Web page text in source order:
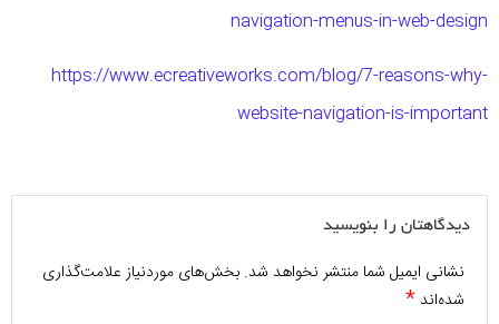
navigation-menus-in-web-design
https://www.ecreativeworks.com/blog/7-reasons-why-
website-navigation-is-important
دیدگاهتان را بنویسید
نشانی ایمیل شما منتشر نخواهد شد. بخش‌های موردنیاز علامت‌گذاری
شده‌اند*